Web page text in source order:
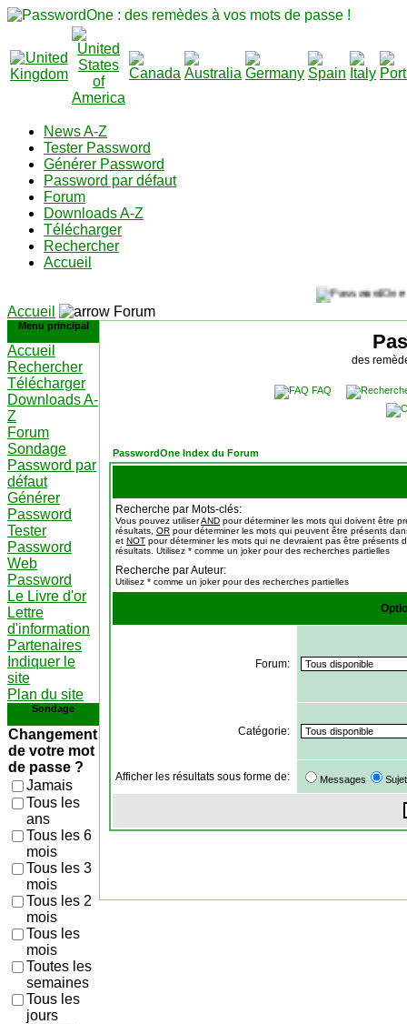
News A-Z
Tester Password
Générer Password
Password par défaut
Forum
Downloads A-Z
Télécharger
Rechercher
Accueil
Accueil Forum
Menu principal
Accueil
Rechercher
Télécharger
Downloads A-
Z
Forum
Sondage
Password par
défaut
Générer
Password
Tester
Password
Web
Password
Le Livre d'or
Lettre
d'information
Partenaires
Indiquer le
site
Plan du site
Sondage
Changement
de votre mot
de passe ?
Jamais
Tous les
ans
Tous les 6
mois
Tous les 3
mois
Tous les 2
mois
Tous les
mois
Toutes les
semaines
Tous les
jours
des
FAQ
PasswordOne Index du Forum
Recherche par Mots-clés:
Vous pouvez utiliserAND pour déterminer les mots qui doivent être
résultats, OR pour déterminer les mots qui peuvent être présents
et NOT pour déterminer les mots qui ne devraient pas être présents
résultats. Utilisez * comme un joker pour des recherches partielles
Recherche par Auteur:
Utilisez * comme un joker pour des recherches partielles
Forum:
Catégorie:
Afficher les résultats sous forme de: Messages